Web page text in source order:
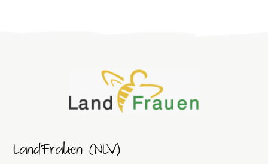
LandFrauen (NLV)